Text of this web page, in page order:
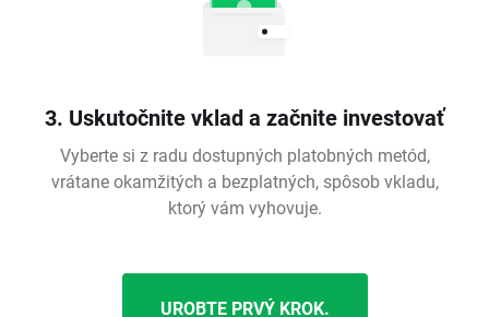
3. Uskutočnite vklad a začnite investovať
Vyberte si z radu dostupných platobných metód,
vrátane okamžitých a bezplatných, spôsob vkladu,
ktorý vám vyhovuje.
UROBTE PRVÝ KROK.